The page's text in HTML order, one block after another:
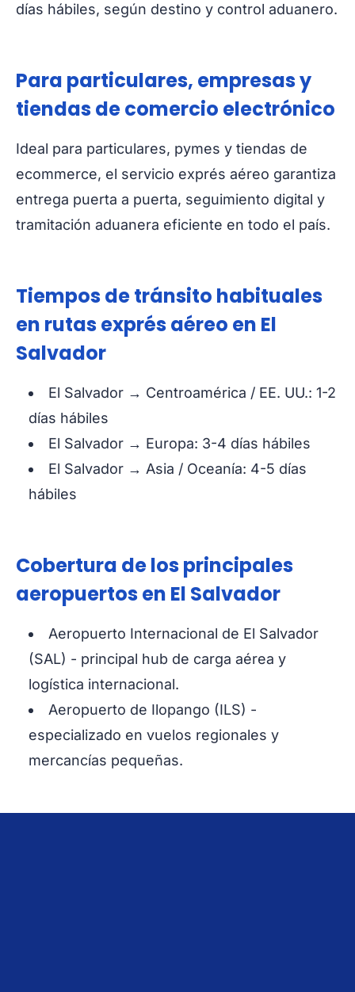
días hábiles, según destino y control aduanero.
Para particulares, empresas y
tiendas de comercio electrónico
Ideal para particulares, pymes y tiendas de
ecommerce, el servicio exprés aéreo garantiza
entrega puerta a puerta, seguimiento digital y
tramitación aduanera eficiente en todo el país.
Tiempos de tránsito habituales
en rutas exprés aéreo en El
Salvador
El Salvador → Centroamérica / EE. UU.: 1-2
días hábiles
El Salvador → Europa: 3-4 días hábiles
El Salvador → Asia / Oceanía: 4-5 días
hábiles
Cobertura de los principales
aeropuertos en El Salvador
Aeropuerto Internacional de El Salvador
(SAL) - principal hub de carga aérea y
logística internacional.
Aeropuerto de Ilopango (ILS) -
especializado en vuelos regionales y
mercancías pequeñas.